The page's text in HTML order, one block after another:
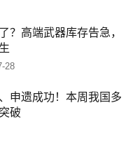
？高端武器库存告急，
28
申遗成功！本周我国多
破